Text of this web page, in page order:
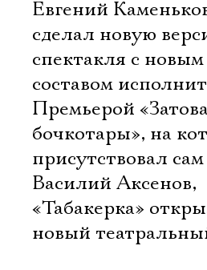
Евгений
сделал новую
спектакля с новым
составом
Премьерой
бочкотары», на
присутствовал сам
Василий Аксенов,
«Табакерка»
новый